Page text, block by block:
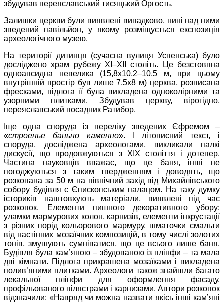
збудував переяславський тисяцький Оргость.
Залишки церкви були виявлені випадково, нині над ними
зведений павільйон, у якому розміщується експозиція
археологічного музею.
На території дитинця (сучасна вулиця Успенська) було
досліджено храм рубежу ХІ–ХІІ століть. Це безстовпна
одноапсидна невелика (15,8х10,2–10,5 м, при цьому
внутрішній простір був лише 7,5х8 м) церква, розписана
фресками, підлога її була викладена одноколірними та
узорними плитками. Збудував церкву, вірогідно,
переяславський посадник Ратибор.
Іще одна споруда із переліку зведених Єфремом –
«строенье баньно каменно». І літописний текст, і
споруда, досліджена археологами, викликали палкі
дискусії, що продовжуються з ХІХ століття і дотепер.
Частина науковців вважає, що це баня, інші не
погоджуються з таким твердженням і доводять, що
розкопана за 50 м на північний захід від Михайлівського
собору будівля є Єпископським палацом. На таку думку
істориків наштовхують матеріали, виявлені під час
розкопок. Елементи пишного декоративного убору:
уламки мармурових колон, карнизів, елементи інкрустації
з різних порід кольорового мармуру, шматочки смальти
від настінних мозаїчних композицій, в тому числі золотих
тонів, змушують сумніватися, що це всього лише баня.
Будівля була кам’яною – збудованою із плінфи – та мала
дві кімнати. Підлога прикрашена мозаїками і викладена
полив’яними плитками. Археологи також знайшли багато
лекальної плінфи для оформлення фасаду,
профільованого пілястрами і карнизами. Автори розкопок
відзначили: «Навряд чи можна назвати якісь інші кам’яні